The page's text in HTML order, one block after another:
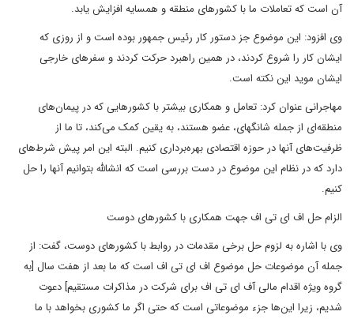
آن است که تعاملات ما با کشورهای منطقه و همسایه افزایش یابد.
وی افزود: این موضوع جز دستور کار رئیس جمهور بوده است و از روزی که
ایشان کار را شروع کردند، در همین راهبرد حرکت کردند و سفرهای خارجی
ایشان موید این نکته است.
مهاجرانی عنوان کرد: تعامل و همکاری بیشتر با کشورهایی که در پیمان‌های
منطقه‌ای از جمله شانگهای، عضو هستند، به یقین کمک می‌کند، تا ما از
ظرفیت‌های آنها در حوزه اقتصادی بهره‌برداری کنیم. البته این امر پیش شرط‌های
دارد که در نظام این موضوع در دست بررسی است که انشالله بتوانیم آنها را حل
کنیم.
الزام حل اف ای تی اف جهت همکاری با کشورهای دوست
وی با اشاره به لزوم حل برخی مقدمات در روابط با کشورهای دوست، گفت: از
جمله آن موضوعات حل موضوع اف ای تی اف است که ما بعد از هفت سال [به
گروه ویژه اقدام مالی آف ای تی اف برای شرکت در مذاکرات مستقیم] دعوت
شدیم، زیرا این‌ها جزء موضوعاتی است که حتی اگر ما کشوری بخواهد با ما